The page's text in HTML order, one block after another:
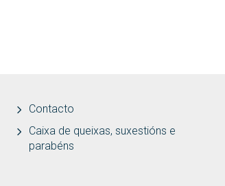
Contacto
Caixa de queixas, suxestións e
parabéns